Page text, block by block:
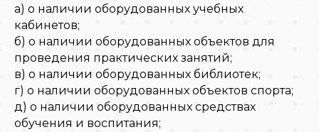
а) о наличии оборудованных учебных
кабинетов;
б) о наличии оборудованных объектов для
проведения практических занятий;
в) о наличии оборудованных библиотек;
г) о наличии оборудованных объектов спорта;
д) о наличии оборудованных средствах
обучения и воспитания;